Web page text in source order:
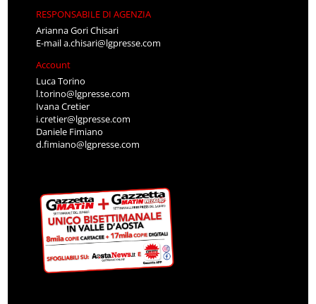
RESPONSABILE DI AGENZIA
Arianna Gori Chisari
E-maila.chisari@lgpresse.com
Account
Luca Torino
l.torino@lgpresse.com
Ivana Cretier
i.cretier@lgpresse.com
Daniele Fimiano
d.fimiano@lgpresse.com